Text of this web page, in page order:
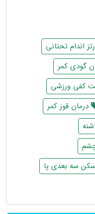
اندام تحتانی
گودی کمر
کفی ورزشی
درمان قوز کمر
سه بعدی پا